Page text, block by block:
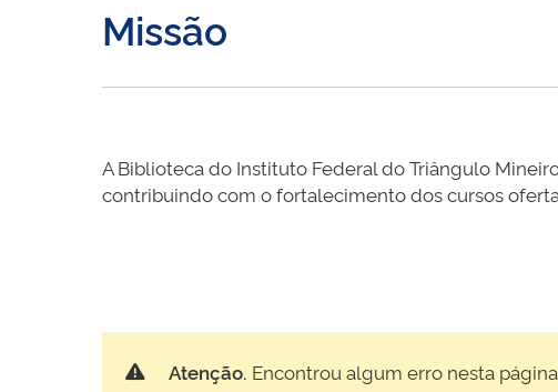
Missão
A Biblioteca do Instituto Federal do Triângulo
contribuindo com o fortalecimento dos cursos
Atenção. Encontrou algum erro nesta